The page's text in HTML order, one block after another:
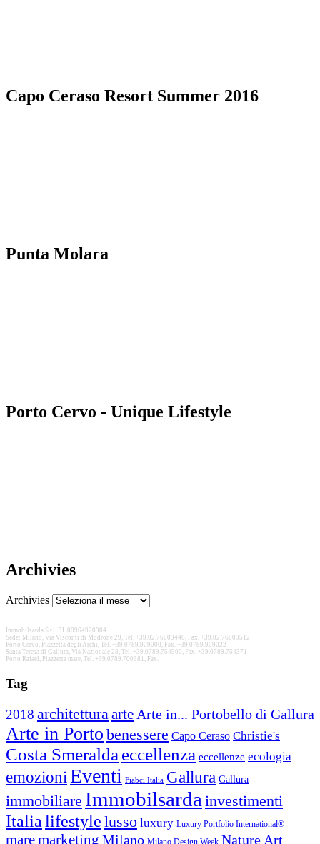
Capo Ceraso Resort Summer 2016
Punta Molara
Porto Cervo - Unique Lifestyle
Archivies
Archivies
Immobilsarda S.r.l. P.I. 00964920904
Sede: Milano, Via Visconti di Modrone 29, Tel. +39.02.76009446, Fax. +39.02.76009512
Porto Cervo, Piazzetta degli Archi, Tel. +39.0789.909000, Fax. +39.0789.909022
Santa Teresa di Gallura, Via Nazionale 28, Tel. +39.0789.754500, Fax. +39.0789.754371
Porto Rafael, Piazzetta mare, Tel. +39.0789.700381, Fax.
Tag
2018 architetturaarteArte in... Portobello di Gallura
Arte in Porto benessere Capo Ceraso Christie's
Costa Smeralda eccellenza eccellenze ecologia
emozioniEventi Fiabci Italia Gallura Gallura
immobiliare Immobilsarda investimenti
Italia lifestyle lusso luxury Luxury Portfolio International®
maremarketing Milano Nature Art